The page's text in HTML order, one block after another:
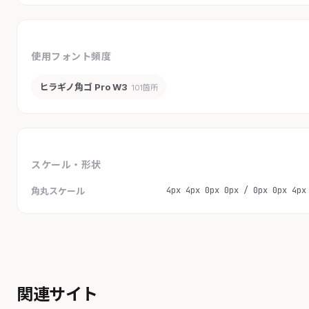
使用フォント頻度
ヒラギノ角ゴ Pro W3 101箇所
スケール・形状
角丸スケール 4px 4px 0px 0px / 0px 0px 4px
関連サイト